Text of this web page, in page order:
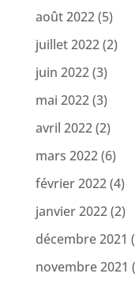
août 2022(5)
juillet 2022(2)
juin 2022(3)
mai 2022(3)
avril 2022(2)
mars 2022(6)
février 2022(4)
janvier 2022(2)
décembre 2021
novembre 2021